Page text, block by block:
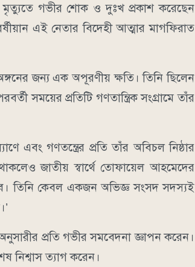
মৃত্যুতে গভীর শোক ও দুঃখ প্রকাশ করেছেন
এই নেতার বিদেহী আত্মার মাগফিরাত
জন্য এক অপূরণীয় ক্ষতি। তিনি ছিলেন
সময়ের প্রতিটি গণতান্ত্রিক সংগ্রামে তাঁর
গণতন্ত্রের প্রতি তাঁর অবিচল নিষ্ঠার
জাতীয় স্বার্থে তোফায়েল আহমেদের
তিনি কেবল একজন অভিজ্ঞ সংসদ সদস্যই
প্রতি গভীর সমবেদনা জ্ঞাপন করেন।
নিশ্বাস ত্যাগ করেন।